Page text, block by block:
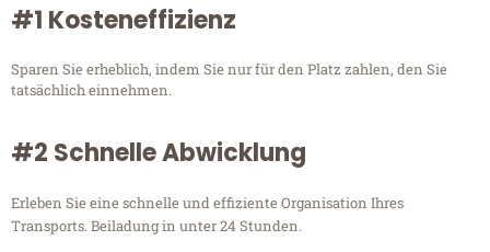
#1 Kosteneffizienz
Sparen Sie erheblich, indem Sie nur für den Platz zahlen, den Sie
tatsächlich einnehmen.
#2 Schnelle Abwicklung
Erleben Sie eine schnelle und effiziente Organisation Ihres
Transports. Beiladung in unter 24 Stunden.